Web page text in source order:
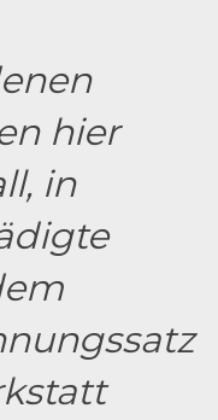
hier
in